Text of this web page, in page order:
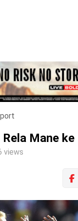
Mane ke
views
LOGIN